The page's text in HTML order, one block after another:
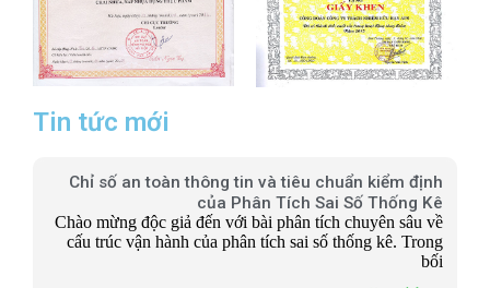
Tin tức mới
Chỉ số an toàn thông tin và tiêu chuẩn kiểm định
của Phân Tích Sai Số Thống Kê
Chào mừng độc giả đến với bài phân tích chuyên sâu về
cấu trúc vận hành của phân tích sai số thống kê. Trong
bối